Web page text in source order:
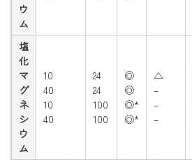
ウ
ム
塩
化
マ
グ
ネ
シ
ウ
ム
10
40
10
40
24
24
100
100
◎
◎
◎*
◎*
△
–
–
–